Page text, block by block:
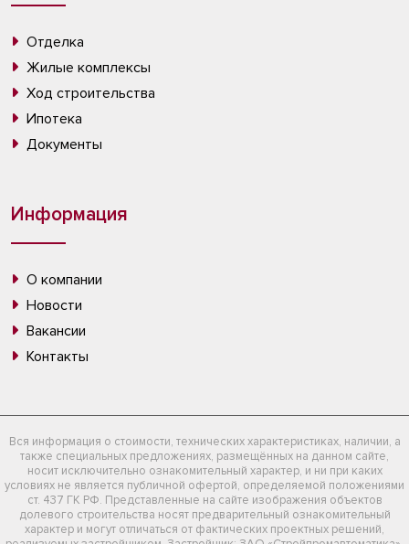
Отделка
Жилые комплексы
Ход строительства
Ипотека
Документы
Информация
О компании
Новости
Вакансии
Контакты
Вся информация о стоимости, технических характеристиках, наличии, а
также специальных предложениях, размещённых на данном сайте,
носит исключительно ознакомительный характер, и ни при каких
условиях не является публичной офертой, определяемой положениями
ст. 437 ГК РФ. Представленные на сайте изображения объектов
долевого строительства носят предварительный ознакомительный
характер и могут отличаться от фактических проектных решений,